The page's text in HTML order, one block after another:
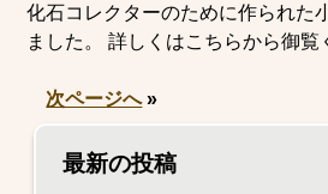
化石コレクターのために作られた
ました。 詳しくはこちらから御覧
次ページへ»
最新の投稿